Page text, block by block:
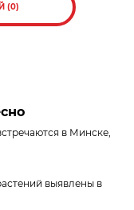
(0)
в Минске,
выявлены в